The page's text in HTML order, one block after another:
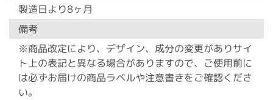
製造日より8ヶ月
備考
※商品改定により、デザイン、成分の変更がありサイ
ト上の表記と異なる場合がありますので、ご使用前に
は必ずお届けの商品ラベルや注意書きをご確認くださ
い。